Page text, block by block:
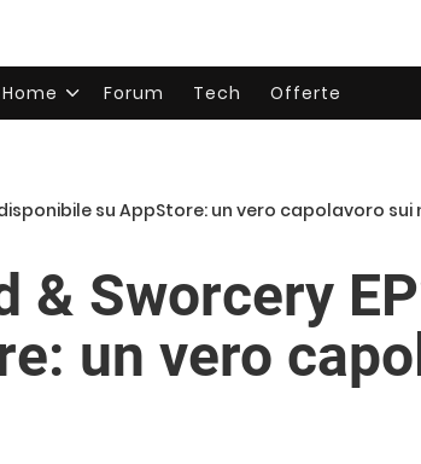
Forum Tech Offerte
su AppStore: un vero capolavoro sui
& Sworcery
un vero